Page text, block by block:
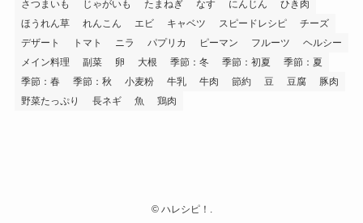
さつまいも
じゃがいも たまねぎ なす にんじん
ひき肉
ほうれん草
れんこん エビ キャベツ スピードレシピ
チーズ
デザート
トマト ニラ パプリカ ピーマン フルーツ
ヘルシー
メイン料理
副菜 卵 大根 季節：冬 季節：初夏
季節：夏
季節：春
季節：秋 小麦粉 牛乳 牛肉 節約 豆 豆腐
豚肉
野菜たっぷり
長ネギ 魚 鶏肉
©ハレシピ！.